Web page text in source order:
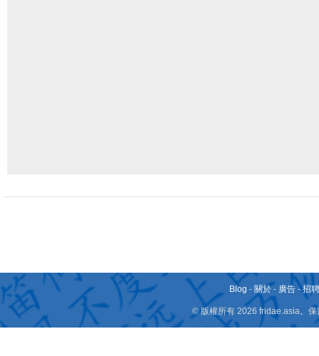
Blog - 關於 - 廣告 -招
© 版權所有 2026 fridae.asia。